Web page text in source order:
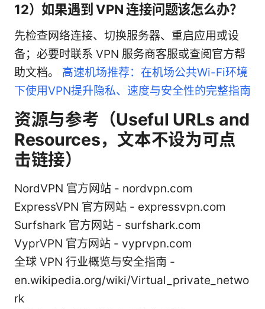
12）如果遇到 VPN 连接问题该怎么办？
先检查网络连接、切换服务器、重启应用或设
备；必要时联系 VPN 服务商客服或查阅官方帮
助文档。 高速机场推荐：在机场公共Wi-Fi环境
下使用VPN提升隐私、速度与安全性的完整指南
资源与参考（Useful URLs and
Resources，文本不设为可点
击链接）
NordVPN 官方网站 - nordvpn.com
ExpressVPN 官方网站 - expressvpn.com
Surfshark 官方网站 - surfshark.com
VyprVPN 官方网站 - vyprvpn.com
全球 VPN 行业概览与安全指南 -
en.wikipedia.org/wiki/Virtual_private_netwo
rk